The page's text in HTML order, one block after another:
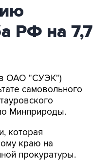
РФ на 7,7
в ОАО "СУЭК")
самовольного
Минприроды.
которая
краю на
прокуратуры.